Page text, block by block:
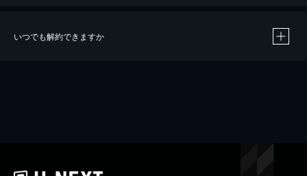
いつでも解約できますか